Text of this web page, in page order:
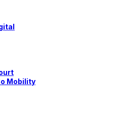
Mobility